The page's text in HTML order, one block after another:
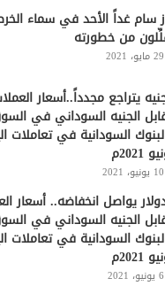
سام غداً الأحد في سماء
من خطورته
29 مايو، 2021
يتراجع مجدداً..أسعار
الجنيه السوداني في
10 يونيو، 2021
يواصل انخفاضه.. أسعار
الجنيه السوداني في
6 يونيو، 2021